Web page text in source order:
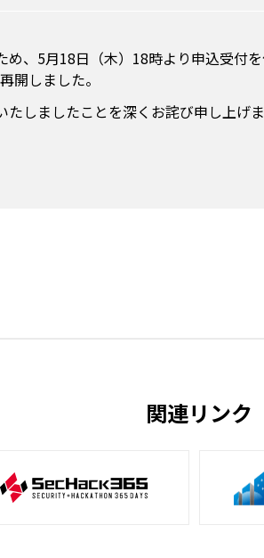
、5月18日（木）18時より申込受付
開しました。
しましたことを深くお詫び申し上げま
関連リンク